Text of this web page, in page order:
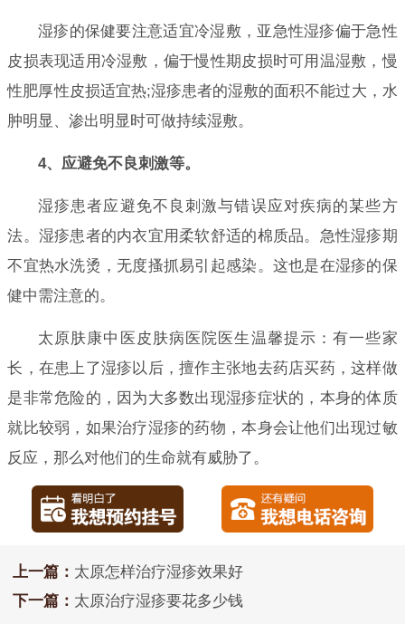
湿疹的保健要注意适宜冷湿敷，亚急性湿疹偏于急性
皮损表现适用冷湿敷，偏于慢性期皮损时可用温湿敷，慢
性肥厚性皮损适宜热;湿疹患者的湿敷的面积不能过大，水
肿明显、渗出明显时可做持续湿敷。
4、应避免不良刺激等。
湿疹患者应避免不良刺激与错误应对疾病的某些方
法。湿疹患者的内衣宜用柔软舒适的棉质品。急性湿疹期
不宜热水洗烫，无度搔抓易引起感染。这也是在湿疹的保
健中需注意的。
太原肤康中医皮肤病医院医生温馨提示：有一些家
长，在患上了湿疹以后，擅作主张地去药店买药，这样做
是非常危险的，因为大多数出现湿疹症状的，本身的体质
就比较弱，如果治疗湿疹的药物，本身会让他们出现过敏
反应，那么对他们的生命就有威胁了。
上一篇： 太原怎样治疗湿疹效果好
下一篇： 太原治疗湿疹要花多少钱